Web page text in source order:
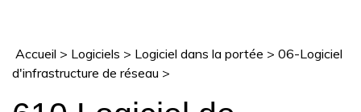
Accueil > Logiciels > Logiciel dans la portée > 06-Logiciel
d'infrastructure de réseau >